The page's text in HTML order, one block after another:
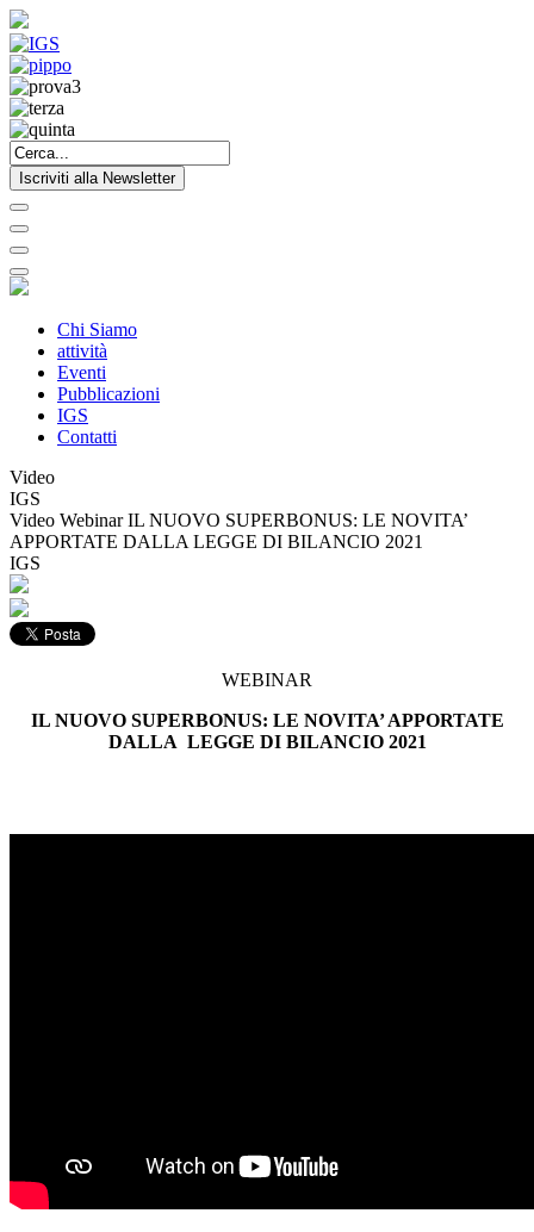
Iscriviti alla Newsletter
Chi Siamo
attività
Eventi
Pubblicazioni
IGS
Contatti
Video
IGS
Video Webinar IL NUOVO SUPERBONUS: LE NOVITA’
APPORTATE DALLA LEGGE DI BILANCIO 2021
IGS
WEBINAR
IL NUOVO SUPERBONUS: LE NOVITA’ APPORTATE
DALLA LEGGE DI BILANCIO 2021